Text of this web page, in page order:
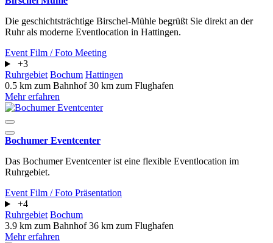
Die geschichtsträchtige Birschel-Mühle begrüßt Sie direkt an der
Ruhr als moderne Eventlocation in Hattingen.
Event Film / Foto Meeting
+3
Ruhrgebiet Bochum Hattingen
0.5 km zum Bahnhof30 km zum Flughafen
Mehr erfahren
Bochumer Eventcenter
Das Bochumer Eventcenter ist eine flexible Eventlocation im
Ruhrgebiet.
Event Film / Foto Präsentation
+4
Ruhrgebiet Bochum
3.9 km zum Bahnhof36 km zum Flughafen
Mehr erfahren